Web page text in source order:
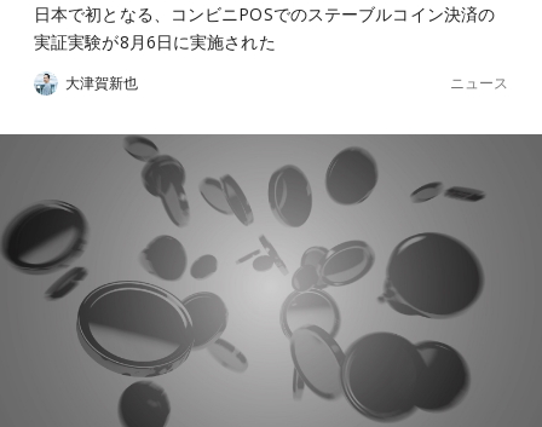
日本で初となる、コンビニPOSでのステーブルコイン決済の
実証実験が8月6日に実施された
大津賀新也 ニュース